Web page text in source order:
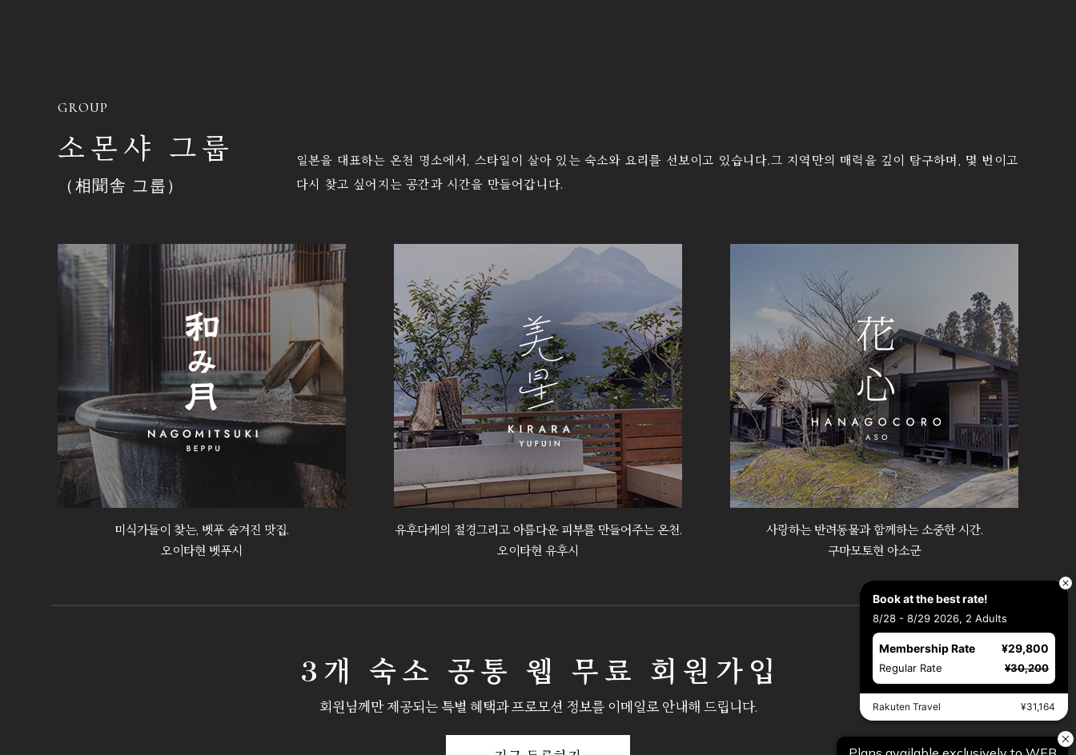
GROUP
소몬샤 그룹
（相聞舎 그룹）
일본을 대표하는 온천 명소에서, 스타일이 살아 있는 숙소와 요리를 선보이고 있습니다.그 지역만의 매력을 깊이 탐구하며, 몇 번이고
다시 찾고 싶어지는 공간과 시간을 만들어갑니다.
미식가들이 찾는, 벳푸 숨겨진 맛집.
오이타현 벳푸시
유후다케의 절경그리고 아름다운 피부를 만들어주는 온천.
오이타현 유후시
사랑하는 반려동물과 함께하는 소중한 시간.
구마모토현 아소군
3개 숙소 공통 웹 무료 회원가입
회원님께만 제공되는 특별 혜택과 프로모션 정보를 이메일로 안내해 드립니다.
Book at the best rate!
8/28 - 8/29 2026, 2 Adults
Membership Rate ¥29,800
Regular Rate ¥30,200
Rakuten Travel ¥31,164